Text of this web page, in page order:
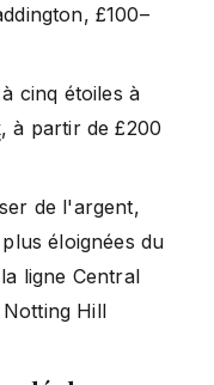
£100–
cinq étoiles à
, à partir de £200
de l'argent,
éloignées du
ligne Central
Hill